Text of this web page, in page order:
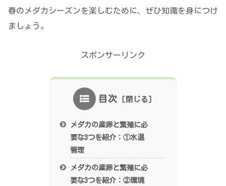
春のメダカシーズンを楽しむために、ぜひ知識を身につけ
ましょう。
スポンサーリンク
目次
メダカの産卵と繁殖に必
要な3つを紹介：①水温
管理
メダカの産卵と繁殖に必
要な3つを紹介：②環境